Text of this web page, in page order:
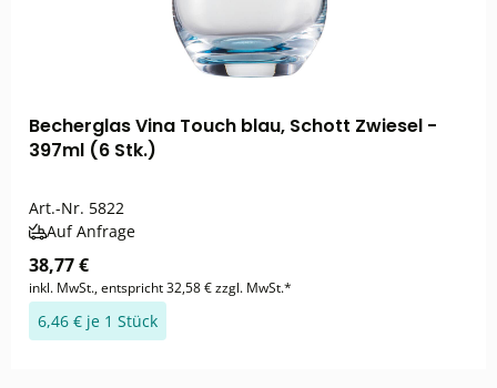
Becherglas Vina Touch blau, Schott Zwiesel -
397ml (6 Stk.)
Art.-Nr. 5822
Auf Anfrage
38,77 €
inkl. MwSt., entspricht 32,58 € zzgl. MwSt.*
6,46 € je 1 Stück